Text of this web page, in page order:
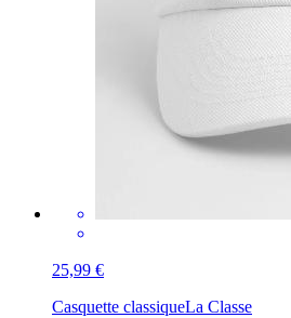
25,99 €
Casquette classiqueLa Classe